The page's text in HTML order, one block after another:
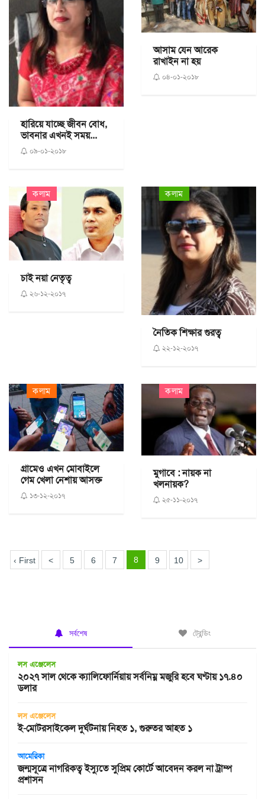
হারিয়ে যাচ্ছে জীবন বোধ,
ভাবনার এখনই সময়...
০৯-০১-২০১৮
আসাম যেন আরেক
রাখাইন না হয়
০৪-০১-২০১৮
কলাম
চাই নয়া নেতৃত্ব
২৬-১২-২০১৭
কলাম
নৈতিক শিক্ষার গুরত্ব
২২-১২-২০১৭
কলাম
গ্রামেও এখন মোবাইলে
গেম খেলা নেশায় আসক্ত
১৩-১২-২০১৭
কলাম
মুগাবে : নায়ক না
খলনায়ক?
২৫-১১-২০১৭
‹ First < 5 6 7 8 9 10 >
সর্বশেষ ট্রেন্ডিং
লস এঞ্জেলেস
২০২৭ সাল থেকে ক্যালিফোর্নিয়ায় সর্বনিম্ন মজুরি হবে ঘণ্টায় ১৭.৪০
ডলার
লস এঞ্জেলেস
ই-মোটরসাইকেল দুর্ঘটনায় নিহত ১, গুরুতর আহত ১
আমেরিকা
জন্মসূত্রে নাগরিকত্ব ইস্যুতে সুপ্রিম কোর্টে আবেদন করল না ট্রাম্প
প্রশাসন